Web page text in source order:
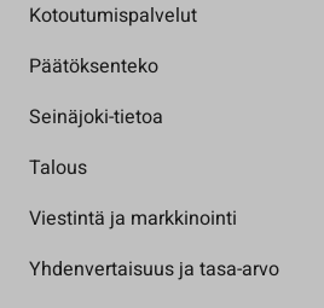
Kotoutumispalvelut
Päätöksenteko
Seinäjoki-tietoa
Talous
Viestintä ja markkinointi
Yhdenvertaisuus ja tasa-arvo